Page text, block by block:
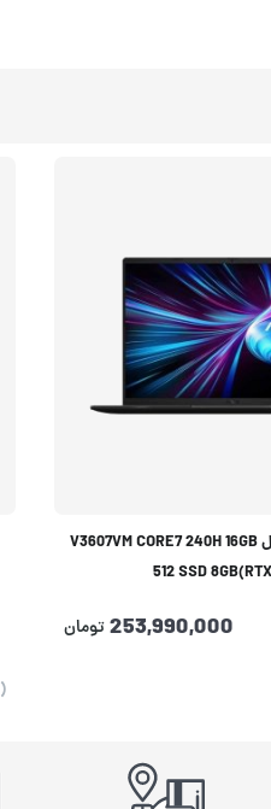
لپ تاپ ایسوس مدل V3607VM CORE7 240H 16GB
512 SSD
253,990,000 تومان
(1